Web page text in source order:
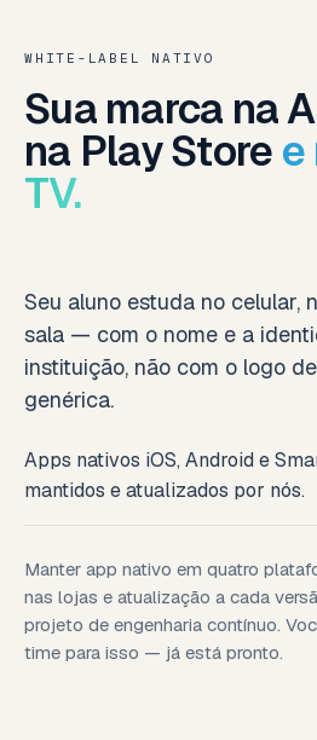
WHITE-LABEL NATIVO
Sua marca na
na Play Store e
TV.
Seu aluno estuda no celular,
sala — com o nome e a
instituição, não com o logo
genérica.
Apps nativos iOS, Android e
mantidos e atualizados por nós.
Manter app nativo em quatro
nas lojas e atualização a cada
projeto de engenharia contínuo.
time para isso — já está pronto.